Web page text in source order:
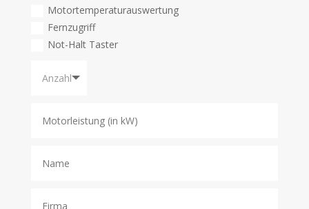
Motortemperaturauswertung
Fernzugriff
Not-Halt Taster